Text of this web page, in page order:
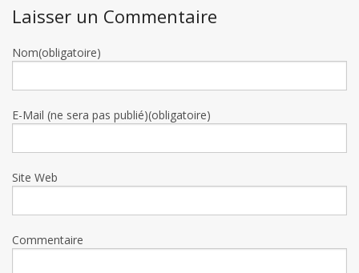
Laisser un Commentaire
Nom(obligatoire)
E-Mail (ne sera pas publié)(obligatoire)
Site Web
Commentaire